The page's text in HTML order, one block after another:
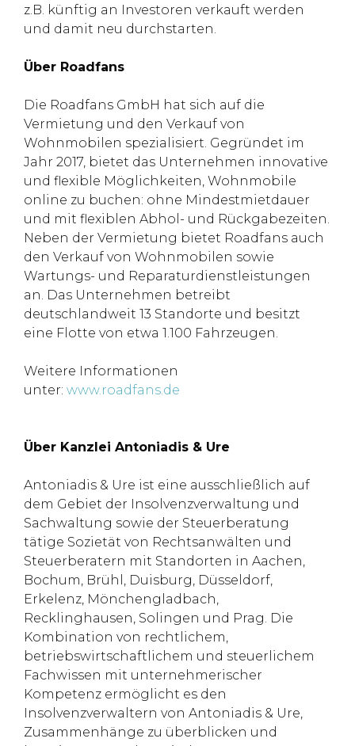
z.B. künftig an Investoren verkauft werden
und damit neu durchstarten.
Über Roadfans
Die Roadfans GmbH hat sich auf die
Vermietung und den Verkauf von
Wohnmobilen spezialisiert. Gegründet im
Jahr 2017, bietet das Unternehmen innovative
und flexible Möglichkeiten, Wohnmobile
online zu buchen: ohne Mindestmietdauer
und mit flexiblen Abhol- und Rückgabezeiten.
Neben der Vermietung bietet Roadfans auch
den Verkauf von Wohnmobilen sowie
Wartungs- und Reparaturdienstleistungen
an. Das Unternehmen betreibt
deutschlandweit 13 Standorte und besitzt
eine Flotte von etwa 1.100 Fahrzeugen.
Weitere Informationen
unter: www.roadfans.de
Über Kanzlei Antoniadis & Ure
Antoniadis & Ure ist eine ausschließlich auf
dem Gebiet der Insolvenzverwaltung und
Sachwaltung sowie der Steuerberatung
tätige Sozietät von Rechtsanwälten und
Steuerberatern mit Standorten in Aachen,
Bochum, Brühl, Duisburg, Düsseldorf,
Erkelenz, Mönchengladbach,
Recklinghausen, Solingen und Prag. Die
Kombination von rechtlichem,
betriebswirtschaftlichem und steuerlichem
Fachwissen mit unternehmerischer
Kompetenz ermöglicht es den
Insolvenzverwaltern von Antoniadis & Ure,
Zusammenhänge zu überblicken und